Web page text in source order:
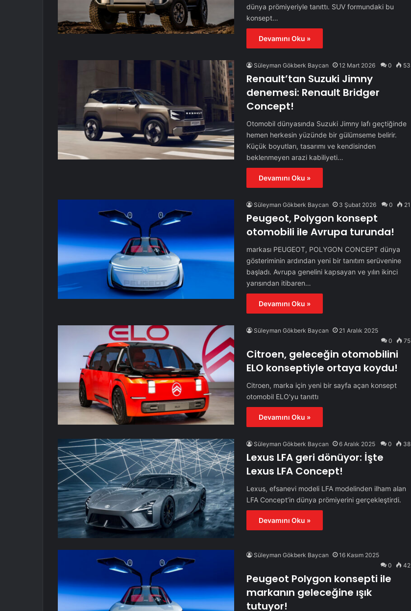
dünya prömiyeriyle tanıttı. SUV formundaki bu
konsept…
Devamını Oku »
Süleyman Gökberk Baycan 12 Mart 2026 0 53
Renault’tan Suzuki Jimny
denemesi: Renault Bridger
Concept!
Otomobil dünyasında Suzuki Jimny lafı geçtiğinde
hemen herkesin yüzünde bir gülümseme belirir.
Küçük boyutları, tasarımı ve kendisinden
beklenmeyen arazi kabiliyeti…
Devamını Oku »
Süleyman Gökberk Baycan 3 Şubat 2026 0 21
Peugeot, Polygon konsept
otomobili ile Avrupa turunda!
markası PEUGEOT, POLYGON CONCEPT dünya
gösteriminin ardından yeni bir tanıtım serüvenine
başladı. Avrupa genelini kapsayan ve yılın ikinci
yarısından itibaren…
Devamını Oku »
Süleyman Gökberk Baycan
21 Aralık 2025
0
75
Citroen, geleceğin otomobilini
ELO konseptiyle ortaya koydu!
Citroen, marka için yeni bir sayfa açan konsept
otomobil ELO'yu tanıttı
Devamını Oku »
Süleyman Gökberk Baycan 6 Aralık 2025 0 38
Lexus LFA geri dönüyor: İşte
Lexus LFA Concept!
Lexus, efsanevi modeli LFA modelinden ilham alan
LFA Concept’in dünya prömiyerini gerçekleştirdi.
Devamını Oku »
Süleyman Gökberk Baycan
16 Kasım 2025
0
42
Peugeot Polygon konsepti ile
markanın geleceğine ışık
tutuyor!